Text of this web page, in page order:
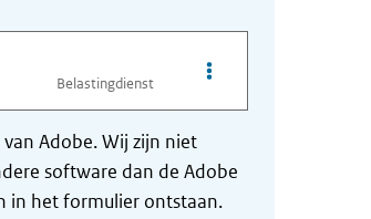
Belastingdienst
Opties van bestand
Adobe. Wij zijn niet
software dan de Adobe
in het formulier ontstaan.